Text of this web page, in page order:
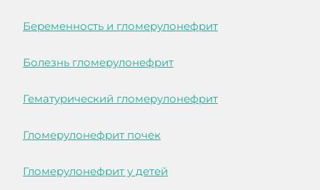
Беременность и гломерулонефрит
Болезнь гломерулонефрит
Гематурический гломерулонефрит
Гломерулонефрит почек
Гломерулонефрит у детей